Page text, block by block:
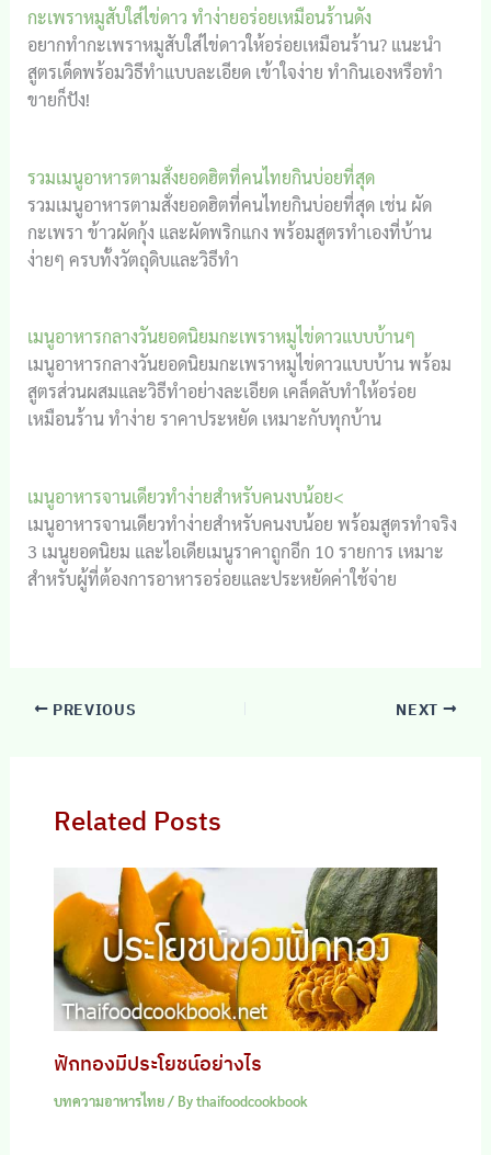
กะเพราหมูสับใส่ไข่ดาว ทำง่ายอร่อยเหมือนร้านดัง
อยากทำกะเพราหมูสับใส่ไข่ดาวให้อร่อยเหมือนร้าน? แนะนำ
สูตรเด็ดพร้อมวิธีทำแบบละเอียด เข้าใจง่าย ทำกินเองหรือทำ
ขายก็ปัง!
รวมเมนูอาหารตามสั่งยอดฮิตที่คนไทยกินบ่อยที่สุด
รวมเมนูอาหารตามสั่งยอดฮิตที่คนไทยกินบ่อยที่สุด เช่น ผัด
กะเพรา ข้าวผัดกุ้ง และผัดพริกแกง พร้อมสูตรทำเองที่บ้าน
ง่ายๆ ครบทั้งวัตถุดิบและวิธีทำ
เมนูอาหารกลางวันยอดนิยมกะเพราหมูไข่ดาวแบบบ้านๆ
เมนูอาหารกลางวันยอดนิยมกะเพราหมูไข่ดาวแบบบ้าน พร้อม
สูตรส่วนผสมและวิธีทำอย่างละเอียด เคล็ดลับทำให้อร่อย
เหมือนร้าน ทำง่าย ราคาประหยัด เหมาะกับทุกบ้าน
เมนูอาหารจานเดียวทำง่ายสำหรับคนงบน้อย<
เมนูอาหารจานเดียวทำง่ายสำหรับคนงบน้อย พร้อมสูตรทำจริง
3 เมนูยอดนิยม และไอเดียเมนูราคาถูกอีก 10 รายการ เหมาะ
สำหรับผู้ที่ต้องการอาหารอร่อยและประหยัดค่าใช้จ่าย
PREVIOUS NEXT
Related Posts
ฟักทองมีประโยชน์อย่างไร
บทความอาหารไทย/ Bythaifoodcookbook